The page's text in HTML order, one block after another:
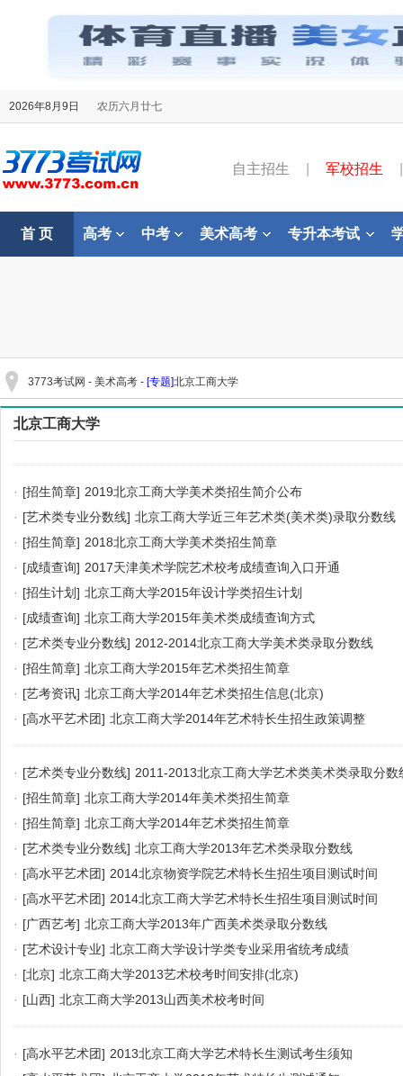
2026年8月9日 农历六月廿七
自主招生 军校招生
首 页 高考 中考 美术高考 专升本考试
3773考试网 - 美术高考 - [专题]北京工商大学
北京工商大学
· [招生简章] 2019北京工商大学美术类招生简介公布
· [艺术类专业分数线] 北京工商大学近三年艺术类(美术类)录取分数线
· [招生简章] 2018北京工商大学美术类招生简章
· [成绩查询] 2017天津美术学院艺术校考成绩查询入口开通
· [招生计划] 北京工商大学2015年设计学类招生计划
· [成绩查询] 北京工商大学2015年美术类成绩查询方式
· [艺术类专业分数线] 2012-2014北京工商大学美术类录取分数线
· [招生简章] 北京工商大学2015年艺术类招生简章
· [艺考资讯] 北京工商大学2014年艺术类招生信息(北京)
· [高水平艺术团] 北京工商大学2014年艺术特长生招生政策调整
· [艺术类专业分数线] 2011-2013北京工商大学艺术类美术类录取分数
· [招生简章] 北京工商大学2014年美术类招生简章
· [招生简章] 北京工商大学2014年艺术类招生简章
· [艺术类专业分数线] 北京工商大学2013年艺术类录取分数线
· [高水平艺术团] 2014北京物资学院艺术特长生招生项目测试时间
· [高水平艺术团] 2014北京工商大学艺术特长生招生项目测试时间
· [广西艺考] 北京工商大学2013年广西美术类录取分数线
· [艺术设计专业] 北京工商大学设计学类专业采用省统考成绩
· [北京] 北京工商大学2013艺术校考时间安排(北京)
· [山西] 北京工商大学2013山西美术校考时间
· [高水平艺术团] 2013北京工商大学艺术特长生测试考生须知